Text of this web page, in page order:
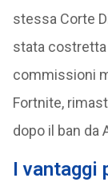
stessa Corte
stata costretta
commissioni
Fortnite,
dopo il ban da
I vantaggi